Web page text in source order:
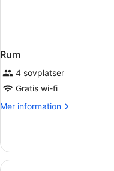
Rum
4 sovplatser
Gratis wi-fi
Mer information
Mer